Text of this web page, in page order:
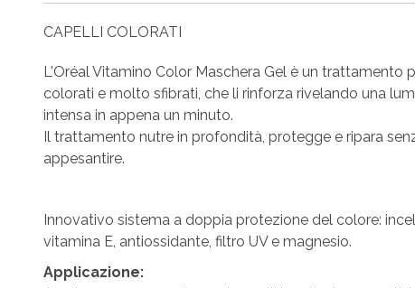
CAPELLI COLORATI
L'Oréal Vitamino Color Maschera Gel è un trattamento
colorati e molto sfibrati, che li rinforza rivelando una
intensa in appena un minuto.
Il trattamento nutre in profondità, protegge e ripara
appesantire.
Innovativo sistema a doppia protezione del colore:
vitamina E, antiossidante, filtro UV e magnesio.
Applicazione: